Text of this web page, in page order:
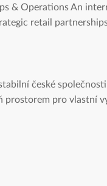
& Operations An
retail
české
pro vlastní